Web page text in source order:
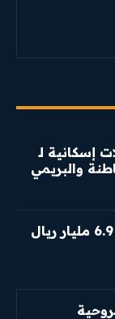
إسكانية لـ
والبريمي
قيمة التداول ببورصة مسقط تتجاوز 6.9 مليار ريال